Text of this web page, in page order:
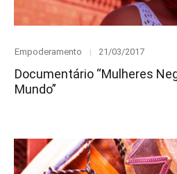
Category
Empoderamento
Posted
21/03/2017
Documentário “Mulheres
Mundo”